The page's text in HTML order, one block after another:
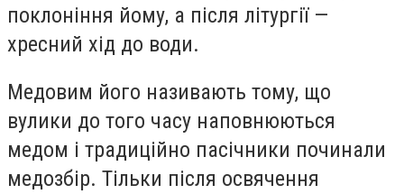
поклоніння йому, а після літургії —
хресний хід до води.
Медовим його називають тому, що
вулики до того часу наповнюються
медом і традиційно пасічники починали
медозбір. Тільки після освячення